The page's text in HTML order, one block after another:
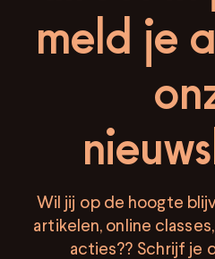
meld je
Wil jij op de hoogte
artikelen, online
acties?? Schrijf je